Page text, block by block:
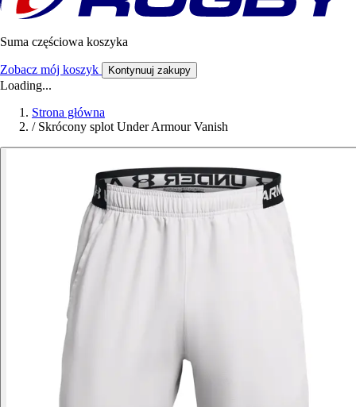
Suma częściowa koszyka
Zobacz mój koszyk Kontynuuj zakupy
Loading...
Strona główna
/ Skrócony splot Under Armour Vanish